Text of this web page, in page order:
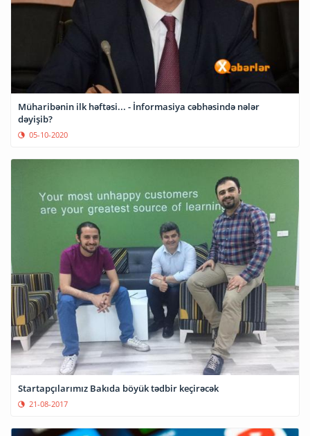
Müharibənin ilk həftəsi... - İnformasiya cəbhəsində nələr
dəyişib?
05-10-2020
Startapçılarımız Bakıda böyük tədbir keçirəcək
21-08-2017